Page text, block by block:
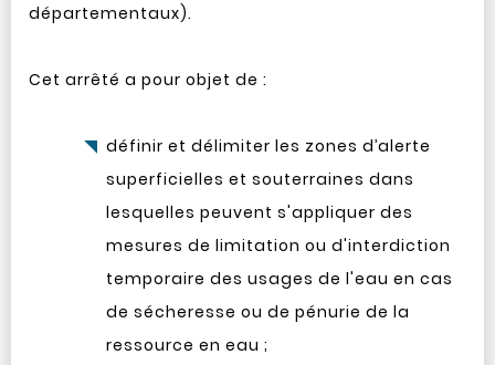
départementaux).
Cet arrêté a pour objet de :
définir et délimiter les zones d’alerte
superficielles et souterraines dans
lesquelles peuvent s'appliquer des
mesures de limitation ou d'interdiction
temporaire des usages de l'eau en cas
de sécheresse ou de pénurie de la
ressource en eau ;